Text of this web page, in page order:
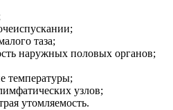
таза;
наружных половых органов;
температуры;
узлов;
утомляемость.